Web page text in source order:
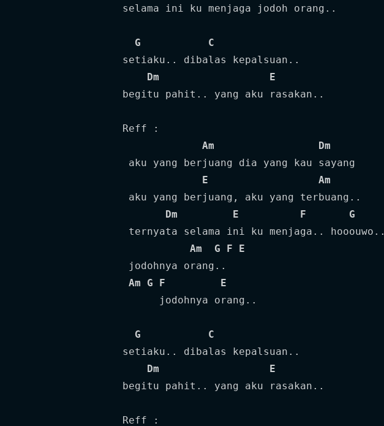
selama ini ku menjaga jodoh orang..
G
C
setiaku.. dibalas kepalsuan..
Dm
E
begitu pahit.. yang aku rasakan..
Reff :
Am
Dm
aku yang berjuang dia yang kau sayang
E
Am
aku yang berjuang, aku yang terbuang..
Dm
E F
G
ternyata selama ini ku menjaga.. hooouwo..
Am
G F
E
jodohnya orang..
Am
G F
E
      jodohnya orang..
G
C
setiaku.. dibalas kepalsuan..
Dm
E
begitu pahit.. yang aku rasakan..
Reff :